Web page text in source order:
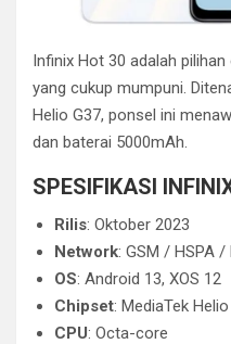
Infinix Hot 30 adalah
yang cukup mumpuni.
Helio G37, ponsel ini
dan baterai 5000mAh.
SPESIFIKASI
Rilis: Oktober 2023
Network: GSM / HSPA /
OS: Android 13, XOS 12
Chipset: MediaTek
CPU: Octa-core